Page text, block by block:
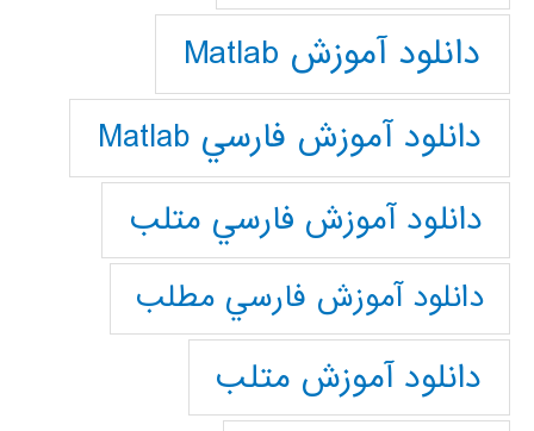
دانلود آموزش Matlab
دانلود آموزش فارسي Matlab
دانلود آموزش فارسي متلب
دانلود آموزش فارسي مطلب
دانلود آموزش متلب